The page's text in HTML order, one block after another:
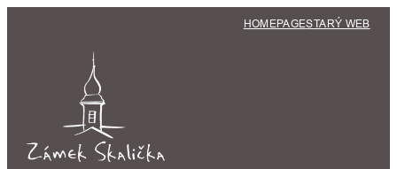
HOMEPAGESTARÝ WEB